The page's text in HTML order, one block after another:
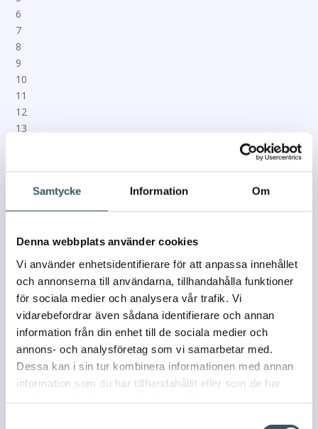
Samtycke Information Om
Denna webbplats använder cookies
Vi använder enhetsidentifierare för att anpassa innehållet
och annonserna till användarna, tillhandahålla funktioner
för sociala medier och analysera vår trafik. Vi
vidarebefordrar även sådana identifierare och annan
information från din enhet till de sociala medier och
annons- och analysföretag som vi samarbetar med.
Dessa kan i sin tur kombinera informationen med annan
information som du har tillhandahållit eller som de har